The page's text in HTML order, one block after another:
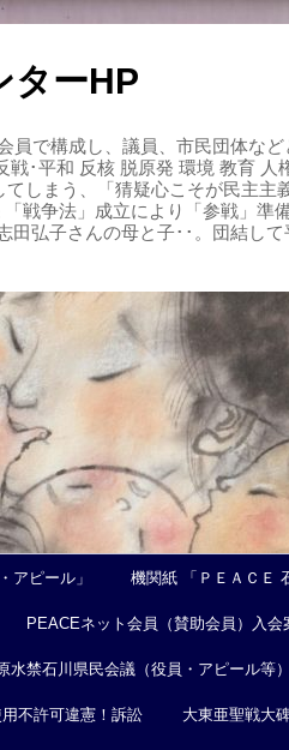
ターHP
で構成し、議員、市民団体な
･平和 反核 脱原発 環境 教育
しまう、「猜疑心こそが民主
戦争法」成立により「参戦」準
弘子さんの母と子･･。団結し
アピール」 機関紙 「ＰＥＡＣＥ
PEACEネット会員（賛助会員）入会
水禁石川県民会議（役員・アピール等）
不許可違憲！訴訟 大東亜聖戦大